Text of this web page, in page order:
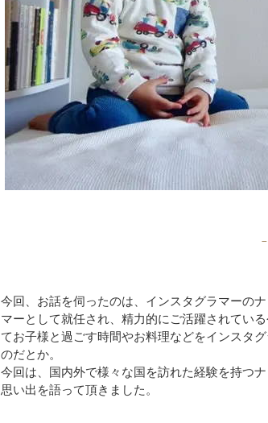
今回、お話を伺ったのは、インスタグラマーの
マーとして就任され、精力的にご活躍されてい
てお子様と過ごす時間やお料理などをインスタ
のだとか。
今回は、国内外で様々な国を訪れた経験を持つ
思い出を語って頂きました。